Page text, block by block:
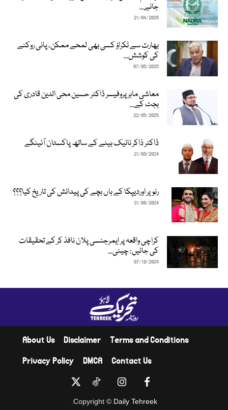
جانے...
21/04/2025
بھارت سے ٹکراؤ کسی بھی لمحے ممکن، پانی روکنے
کی کوشش...
07/05/2025
معاشی ماہر پروفیسر ڈاکٹر حسین محی الدین قادری کی
بجٹ کے...
22/05/2025
ڈاکٹر ذاکر نائیک بیٹے کے ساتھ پاکستان آئینگے
21/09/2024
رنویر اوردیپکا کے ہاں بچے کی پیدائش کی تاریخ کیا؟؟؟
31/08/2024
کراچی واقعہ پر ایمرجنسی پلان نافذ کر کے تحقیقات
کی جائیں: چینی...
07/10/2024
About Us Disclaimer
Terms and Conditions
Privacy Policy
DMCA Contact Us
Copyright © Daily Tehreek